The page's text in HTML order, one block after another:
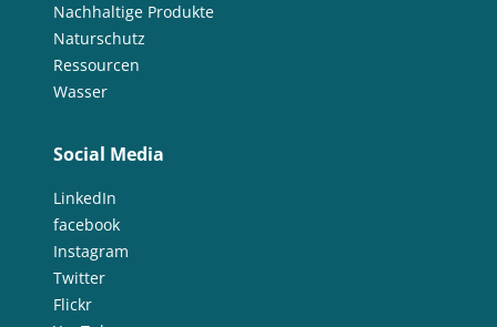
Nachhaltige Produkte
Naturschutz
Ressourcen
Wasser
Social Media
LinkedIn
facebook
Instagram
Twitter
Flickr